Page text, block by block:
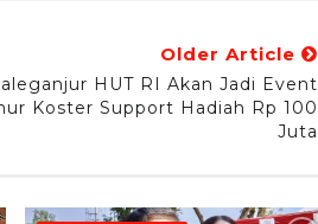
Older Article
HUT RI Akan Jadi Event
Koster Support Hadiah Rp 100
Juta